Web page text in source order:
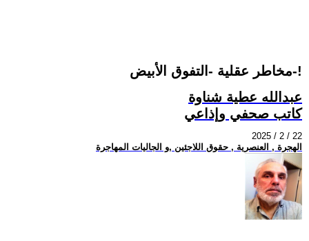
مخاطر عقلية -التفوق الأبيض-!
عبدالله عطية شناوة
كاتب صحفي وإذاعي
2025 / 2 / 22
الهجرة , العنصرية , حقوق اللاجئين ,و الجاليات المهاجرة